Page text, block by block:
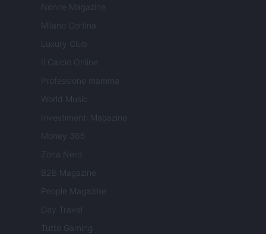
Nonne Magazine
Milano Cortina
Luxury Club
Il Calcio Online
Professione mamma
World Music
Investimenti Magazine
Money 365
Zona Nerd
B2B Magazine
People Magazine
Day Travel
Tutto Gaming